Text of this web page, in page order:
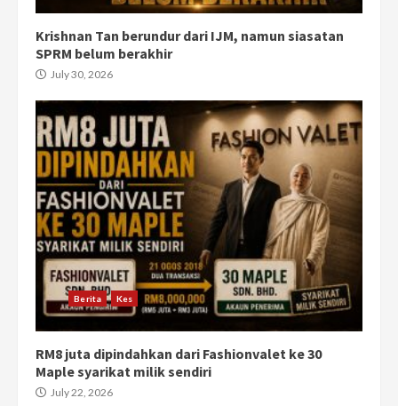
Krishnan Tan berundur dari IJM, namun siasatan
SPRM belum berakhir
July 30, 2026
Berita Kes
RM8 juta dipindahkan dari Fashionvalet ke 30
Maple syarikat milik sendiri
July 22, 2026